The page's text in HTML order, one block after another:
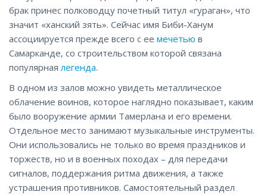
брак принес полководцу почетный титул «гураган», что
значит «ханский зять». Сейчас имя Биби-Ханум
ассоциируется прежде всего с ее мечетью в
Самарканде, со строительством которой связана
популярнаялегенда.
В одном из залов можно увидеть металлическое
облачение воинов, которое наглядно показывает, каким
было вооружение армии Тамерлана и его времени.
Отдельное место занимают музыкальные инструменты.
Они использовались не только во время праздников и
торжеств, но и в военных походах – для передачи
сигналов, поддержания ритма движения, а также
устрашения противников. Самостоятельный раздел